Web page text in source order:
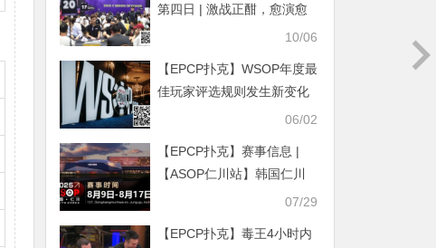
第四日 | 激战正酣，愈演愈
烈！主赛DAY1共565人次，
组CL，141人晋级第二轮
10/06
【EPCP扑克】WSOP年度最
佳玩家评选规则发生新变化
06/02
【EPCP扑克】赛事信息 |
【ASOP仁川站】韩国仁川
迎仕柏度假城，一站式综合
日）
07/29
【EPCP扑克】毒王4小时内